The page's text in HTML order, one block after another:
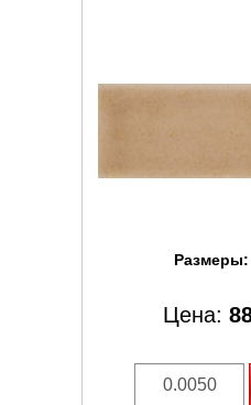
Размеры:
Цена: